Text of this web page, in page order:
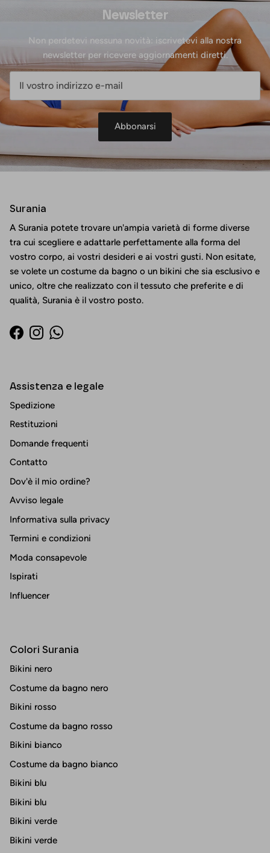
Newsletter
Non perdetevi nessuna novità: iscrivetevi alla nostra
newsletter per ricevere aggiornamenti diretti.
Abbonarsi
Surania
A Surania potete trovare un'ampia varietà di forme diverse
tra cui scegliere e adattarle perfettamente alla forma del
vostro corpo, ai vostri desideri e ai vostri gusti. Non esitate,
se volete un costume da bagno o un bikini che sia esclusivo e
unico, oltre che realizzato con il tessuto che preferite e di
qualità, Surania è il vostro posto.
Facebook
InstagramWhatsApp
Assistenza e legale
Spedizione
Restituzioni
Domande frequenti
Contatto
Dov'è il mio ordine?
Avviso legale
Informativa sulla privacy
Termini e condizioni
Moda consapevole
Ispirati
Influencer
Colori Surania
Bikini nero
Costume da bagno nero
Bikini rosso
Costume da bagno rosso
Bikini bianco
Costume da bagno bianco
Bikini blu
Bikini blu
Bikini verde
Bikini verde